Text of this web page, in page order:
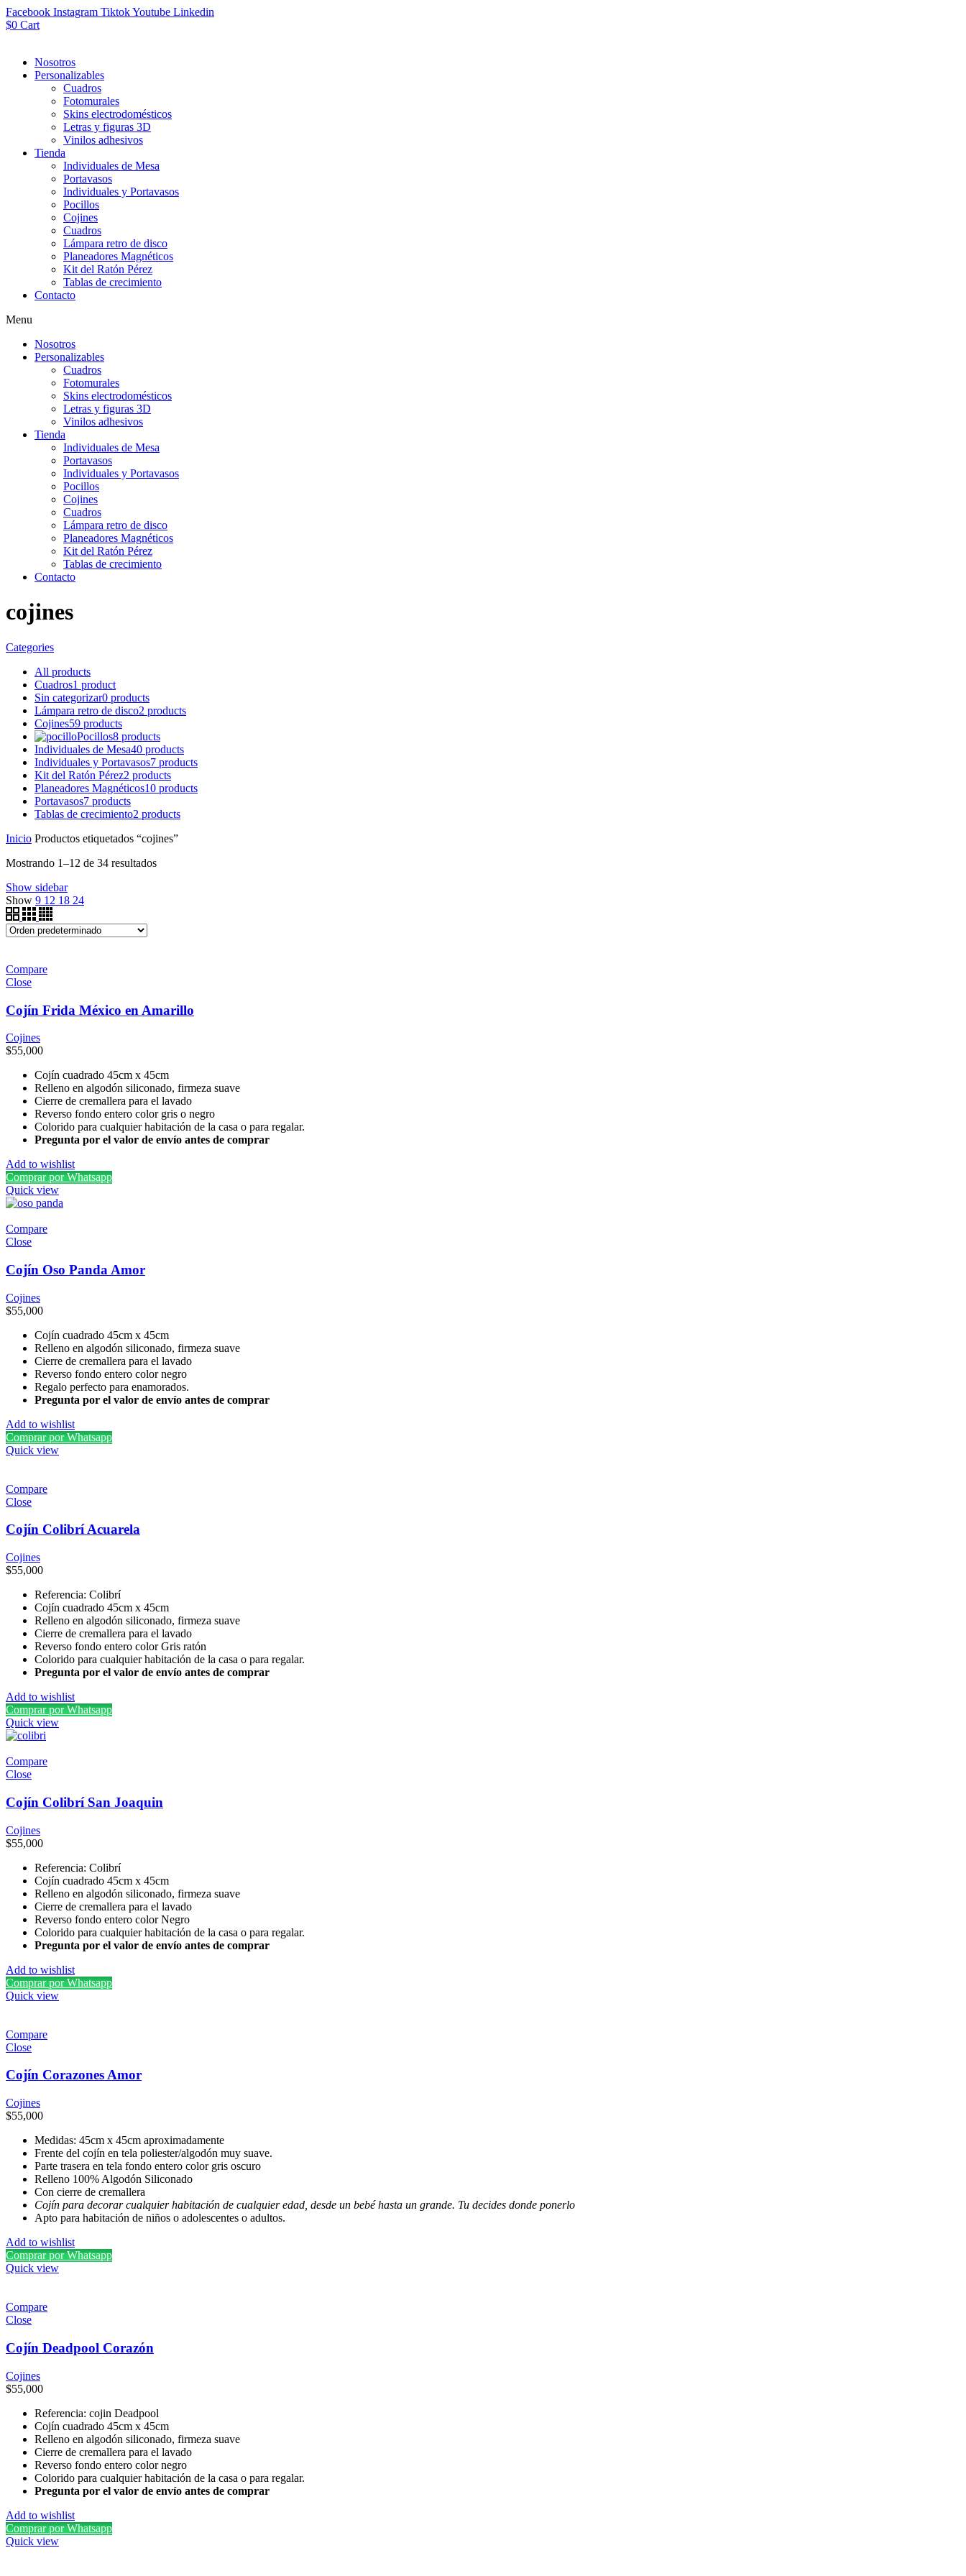
Facebook Instagram TiktokYoutube Linkedin
$0 Cart
Nosotros
Personalizables
Cuadros
Fotomurales
Skins electrodomésticos
Letras y figuras 3D
Vinilos adhesivos
Tienda
Individuales de Mesa
Portavasos
Individuales y Portavasos
Pocillos
Cojines
Cuadros
Lámpara retro de disco
Planeadores Magnéticos
Kit del Ratón Pérez
Tablas de crecimiento
Contacto
Menu
Nosotros
Personalizables
Cuadros
Fotomurales
Skins electrodomésticos
Letras y figuras 3D
Vinilos adhesivos
Tienda
Individuales de Mesa
Portavasos
Individuales y Portavasos
Pocillos
Cojines
Cuadros
Lámpara retro de disco
Planeadores Magnéticos
Kit del Ratón Pérez
Tablas de crecimiento
Contacto
cojines
Categories
All products
Cuadros1 product
Sin categorizar0 products
Lámpara retro de disco2 products
Cojines59 products
Pocillos8 products
Individuales de Mesa40 products
Individuales y Portavasos7 products
Kit del Ratón Pérez2 products
Planeadores Magnéticos10 products
Portavasos7 products
Tablas de crecimiento2 products
Inicio Productos etiquetados “cojines”
Mostrando 1–12 de 34 resultados
Show sidebar
Show 9 12 18 24
Compare
Close
Cojín Frida México en Amarillo
Cojines
$55,000
Cojín cuadrado 45cm x 45cm
Relleno en algodón siliconado, firmeza suave
Cierre de cremallera para el lavado
Reverso fondo entero color gris o negro
Colorido para cualquier habitación de la casa o para regalar.
Pregunta por el valor de envío antes de comprar
Add to wishlist
Comprar por Whatsapp
Quick view
Compare
Close
Cojín Oso Panda Amor
Cojines
$55,000
Cojín cuadrado 45cm x 45cm
Relleno en algodón siliconado, firmeza suave
Cierre de cremallera para el lavado
Reverso fondo entero color negro
Regalo perfecto para enamorados.
Pregunta por el valor de envío antes de comprar
Add to wishlist
Comprar por Whatsapp
Quick view
Compare
Close
Cojín Colibrí Acuarela
Cojines
$55,000
Referencia: Colibrí
Cojín cuadrado 45cm x 45cm
Relleno en algodón siliconado, firmeza suave
Cierre de cremallera para el lavado
Reverso fondo entero color Gris ratón
Colorido para cualquier habitación de la casa o para regalar.
Pregunta por el valor de envío antes de comprar
Add to wishlist
Comprar por Whatsapp
Quick view
Compare
Close
Cojín Colibrí San Joaquin
Cojines
$55,000
Referencia: Colibrí
Cojín cuadrado 45cm x 45cm
Relleno en algodón siliconado, firmeza suave
Cierre de cremallera para el lavado
Reverso fondo entero color Negro
Colorido para cualquier habitación de la casa o para regalar.
Pregunta por el valor de envío antes de comprar
Add to wishlist
Comprar por Whatsapp
Quick view
Compare
Close
Cojín Corazones Amor
Cojines
$55,000
Medidas: 45cm x 45cm aproximadamente
Frente del cojín en tela poliester/algodón muy suave.
Parte trasera en tela fondo entero color gris oscuro
Relleno 100% Algodón Siliconado
Con cierre de cremallera
Cojín para decorar cualquier habitación de cualquier edad, desde un bebé hasta un grande. Tu decides donde ponerlo
Apto para habitación de niños o adolescentes o adultos.
Add to wishlist
Comprar por Whatsapp
Quick view
Compare
Close
Cojín Deadpool Corazón
Cojines
$55,000
Referencia: cojin Deadpool
Cojín cuadrado 45cm x 45cm
Relleno en algodón siliconado, firmeza suave
Cierre de cremallera para el lavado
Reverso fondo entero color negro
Colorido para cualquier habitación de la casa o para regalar.
Pregunta por el valor de envío antes de comprar
Add to wishlist
Comprar por Whatsapp
Quick view